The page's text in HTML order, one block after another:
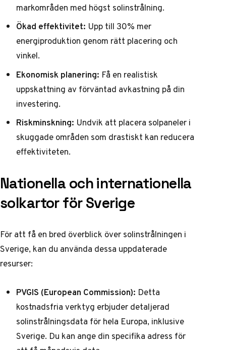
markområden med högst solinstrålning.
Ökad effektivitet: Upp till 30% mer
energiproduktion genom rätt placering och
vinkel.
Ekonomisk planering: Få en realistisk
uppskattning av förväntad avkastning på din
investering.
Riskminskning: Undvik att placera solpaneler i
skuggade områden som drastiskt kan reducera
effektiviteten.
Nationella och internationella
solkartor för Sverige
För att få en bred överblick över solinstrålningen i
Sverige, kan du använda dessa uppdaterade
resurser:
PVGIS (European Commission): Detta
kostnadsfria verktyg erbjuder detaljerad
solinstrålningsdata för hela Europa, inklusive
Sverige. Du kan ange din specifika adress för